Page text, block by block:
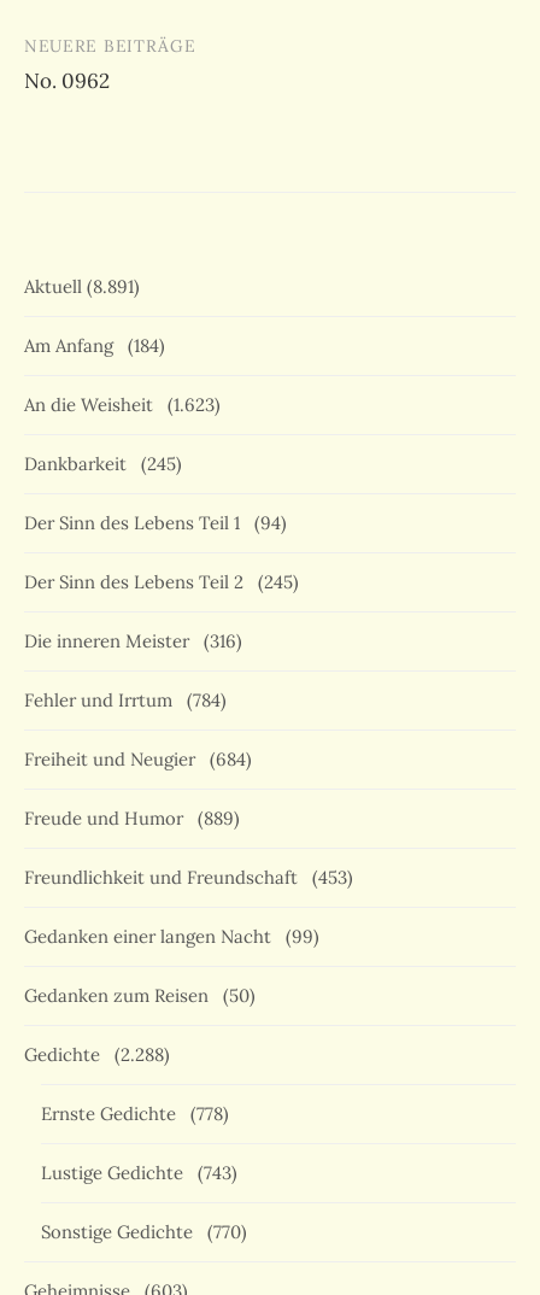
NEUERE BEITRÄGE
No. 0962
Aktuell (8.891)
Am Anfang (184)
An die Weisheit (1.623)
Dankbarkeit (245)
Der Sinn des Lebens Teil 1 (94)
Der Sinn des Lebens Teil 2 (245)
Die inneren Meister (316)
Fehler und Irrtum (784)
Freiheit und Neugier (684)
Freude und Humor (889)
Freundlichkeit und Freundschaft (453)
Gedanken einer langen Nacht (99)
Gedanken zum Reisen (50)
Gedichte (2.288)
Ernste Gedichte (778)
Lustige Gedichte (743)
Sonstige Gedichte (770)